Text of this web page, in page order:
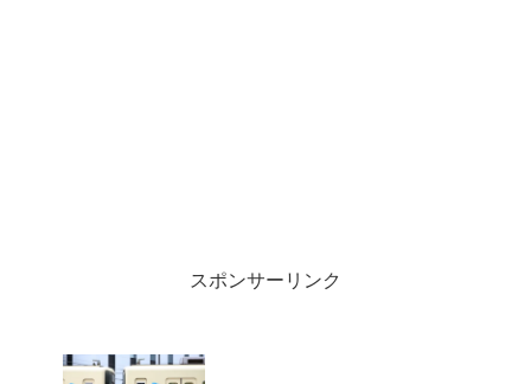
スポンサーリンク